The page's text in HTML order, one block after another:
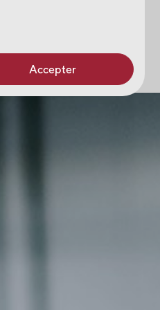
Accepter